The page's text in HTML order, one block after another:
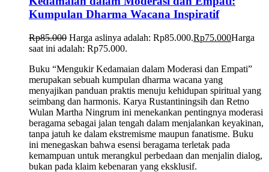
Kumpulan Dharma Wacana Inspiratif
Rp85.000 Harga aslinya adalah: Rp85.000.Rp75.000Harga
saat ini adalah: Rp75.000.
Buku “Mengukir Kedamaian dalam Moderasi dan Empati”
merupakan sebuah kumpulan dharma wacana yang
menyajikan panduan praktis menuju kehidupan spiritual yang
seimbang dan harmonis. Karya Rustantiningsih dan Retno
Wulan Martha Ningrum ini menekankan pentingnya moderasi
beragama sebagai jalan tengah dalam menjalankan keyakinan,
tanpa jatuh ke dalam ekstremisme maupun fanatisme. Buku
ini menegaskan bahwa esensi beragama terletak pada
kemampuan untuk merangkul perbedaan dan menjalin dialog,
bukan pada klaim kebenaran yang eksklusif.